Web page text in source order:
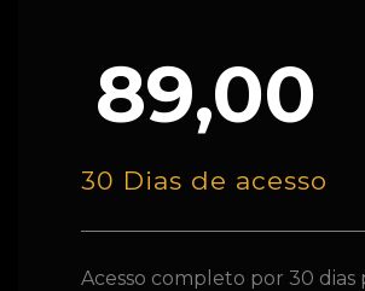
89,00
30 Dias de acesso
Acesso completo por 30 dias